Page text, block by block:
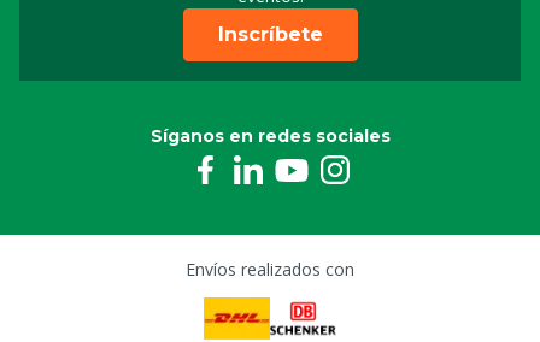
Inscríbete
Síganos en redes sociales
Envíos realizados con